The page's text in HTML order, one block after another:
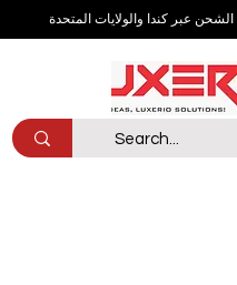
الشحن عبر كندا والولايات المتحدة